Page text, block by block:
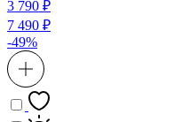
3 790 ₽
7 490 ₽
-49%